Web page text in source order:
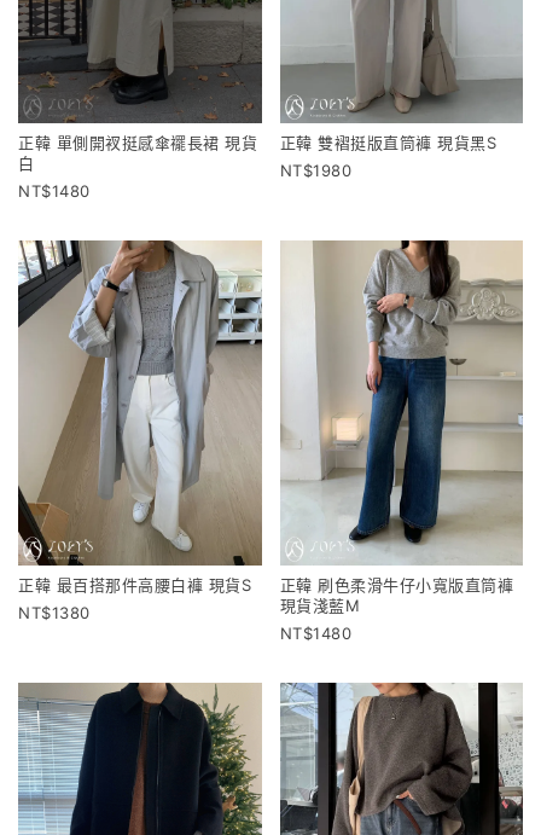
正韓 單側開衩挺感傘襬長裙 現貨
白
1480
正韓 雙褶挺版直筒褲 現貨黑S
1980
正韓 最百搭那件高腰白褲 現貨S
1380
正韓 刷色柔滑牛仔小寬版直筒褲
現貨淺藍M
1480